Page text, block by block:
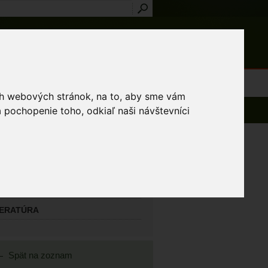
webových stránok, na to, aby sme vám
toho, odkiaľ naši návštevníci
Spät na zoznam